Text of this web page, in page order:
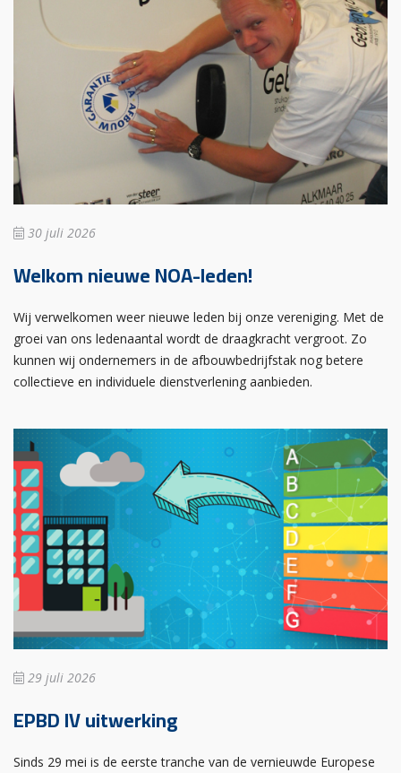
30 juli 2026
Welkom nieuwe NOA-leden!
Wij verwelkomen weer nieuwe leden bij onze vereniging. Met de
groei van ons ledenaantal wordt de draagkracht vergroot. Zo
kunnen wij ondernemers in de afbouwbedrijfstak nog betere
collectieve en individuele dienstverlening aanbieden.
29 juli 2026
EPBD IV uitwerking
Sinds 29 mei is de eerste tranche van de vernieuwde Europese